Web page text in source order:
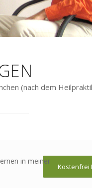
(nach dem
in meiner
Kostenfrei